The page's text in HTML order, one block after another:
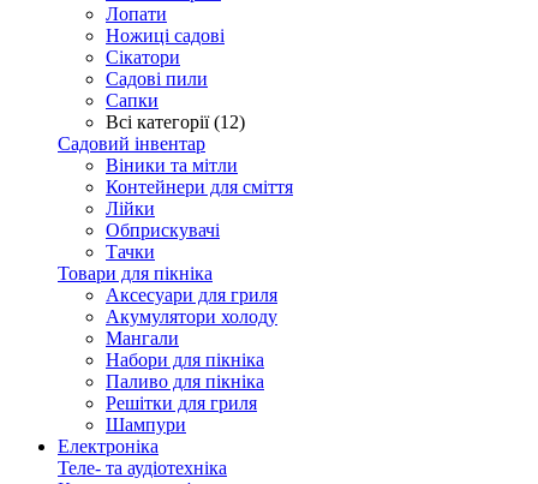
Лопати
Ножиці садові
Сікатори
Садові пили
Сапки
Всі категорії (12)
Садовий інвентар
Віники та мітли
Контейнери для сміття
Лійки
Обприскувачі
Тачки
Товари для пікніка
Аксесуари для гриля
Акумулятори холоду
Мангали
Набори для пікніка
Паливо для пікніка
Решітки для гриля
Шампури
Електроніка
Теле- та аудіотехніка